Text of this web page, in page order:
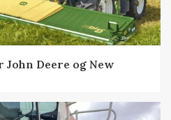
Deere og New